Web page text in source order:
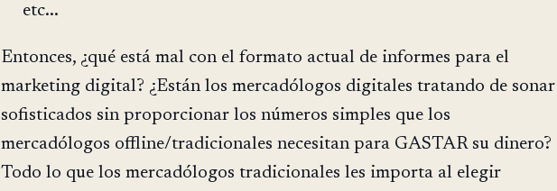
etc...
Entonces, ¿qué está mal con el formato actual de informes para el
marketing digital? ¿Están los mercadólogos digitales tratando de sonar
sofisticados sin proporcionar los números simples que los
mercadólogos offline/tradicionales necesitan para GASTAR su dinero?
Todo lo que los mercadólogos tradicionales les importa al elegir